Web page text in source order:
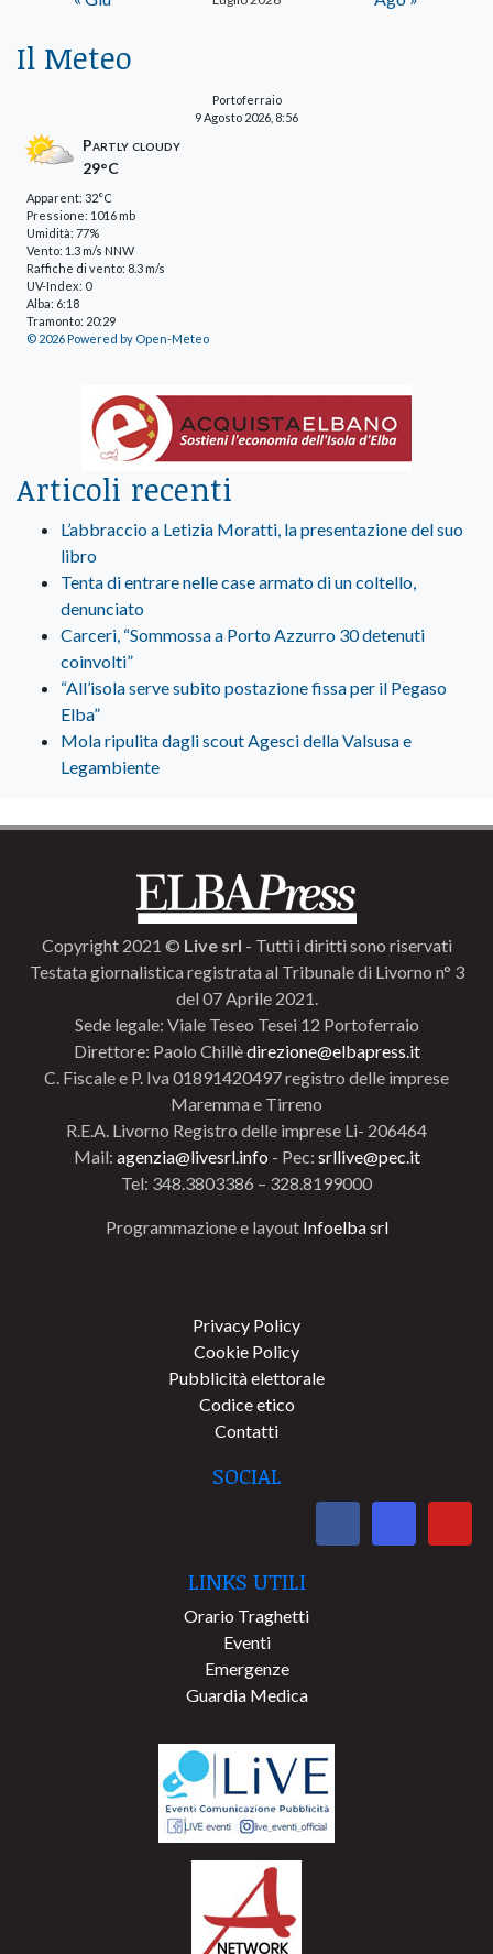
Il Meteo
Portoferraio
9 Agosto 2026, 8:56
Partly cloudy
29°C
Apparent: 32°C
Pressione: 1016 mb
Umidità: 77%
Vento: 1.3 m/s NNW
Raffiche di vento: 8.3 m/s
UV-Index: 0
Alba: 6:18
Tramonto: 20:29
© 2026 Powered by Open-Meteo
Articoli recenti
L’abbraccio a Letizia Moratti, la presentazione del suo
libro
Tenta di entrare nelle case armato di un coltello,
denunciato
Carceri, “Sommossa a Porto Azzurro 30 detenuti
coinvolti”
“All’isola serve subito postazione fissa per il Pegaso
Elba”
Mola ripulita dagli scout Agesci della Valsusa e
Legambiente
Copyright 2021 © Live srl - Tutti i diritti sono riservati
Testata giornalistica registrata al Tribunale di Livorno n° 3
del 07 Aprile 2021.
Sede legale: Viale Teseo Tesei 12 Portoferraio
Direttore: Paolo Chillèdirezione@elbapress.it
C. Fiscale e P. Iva 01891420497 registro delle imprese
Maremma e Tirreno
R.E.A. Livorno Registro delle imprese Li- 206464
Mail: agenzia@livesrl.info - Pec: srllive@pec.it
Tel: 348.3803386 – 328.8199000
Programmazione e layout Infoelba srl
Privacy Policy
Cookie Policy
Pubblicità elettorale
Codice etico
Contatti
SOCIAL
LINKS UTILI
Orario Traghetti
Eventi
Emergenze
Guardia Medica